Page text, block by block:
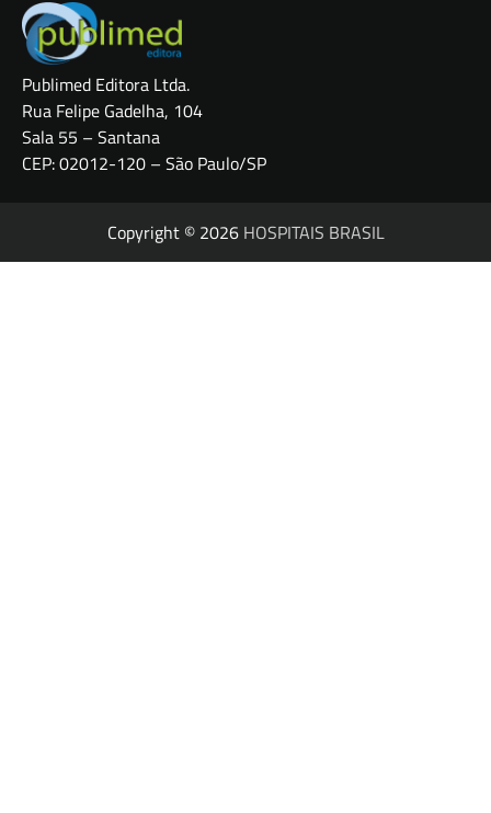
Publimed Editora Ltda.
Rua Felipe Gadelha, 104
Sala 55 – Santana
CEP: 02012-120 – São Paulo/SP
Copyright © 2026 HOSPITAIS BRASIL